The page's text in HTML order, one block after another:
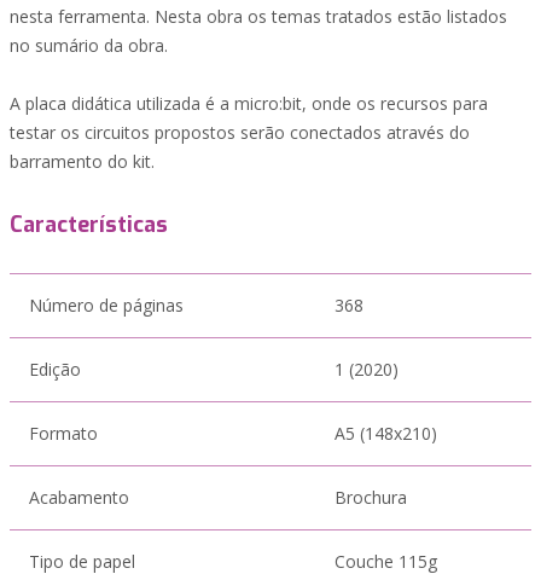
nesta ferramenta. Nesta obra os temas tratados estão listados
no sumário da obra.
A placa didática utilizada é a micro:bit, onde os recursos para
testar os circuitos propostos serão conectados através do
barramento do kit.
Características
Número de páginas 368
Edição 1 (2020)
Formato A5 (148x210)
Acabamento Brochura
Tipo de papel Couche 115g